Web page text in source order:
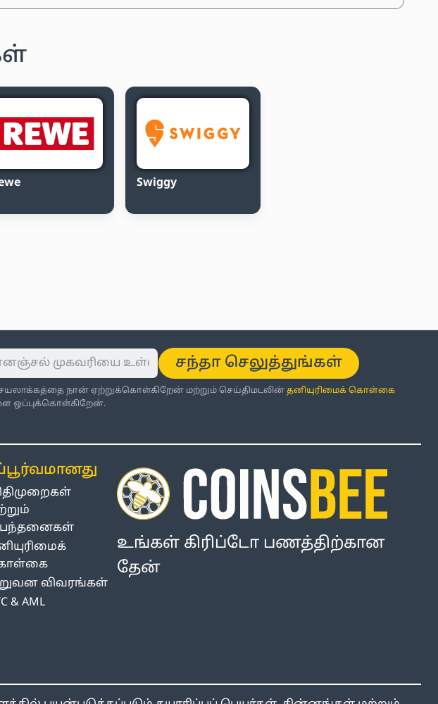
Swiggy
சந்தா செலுத்துங்கள்
நான் ஏற்றுக்கொள்கிறேன் மற்றும் செய்திமடலின் தனியுரிமைக் கொள்கை
ஒப்புக்கொள்கிறேன்.
விவரங்கள்
& AML
உங்கள் கிரிப்டோ பணத்திற்கான
தேன்